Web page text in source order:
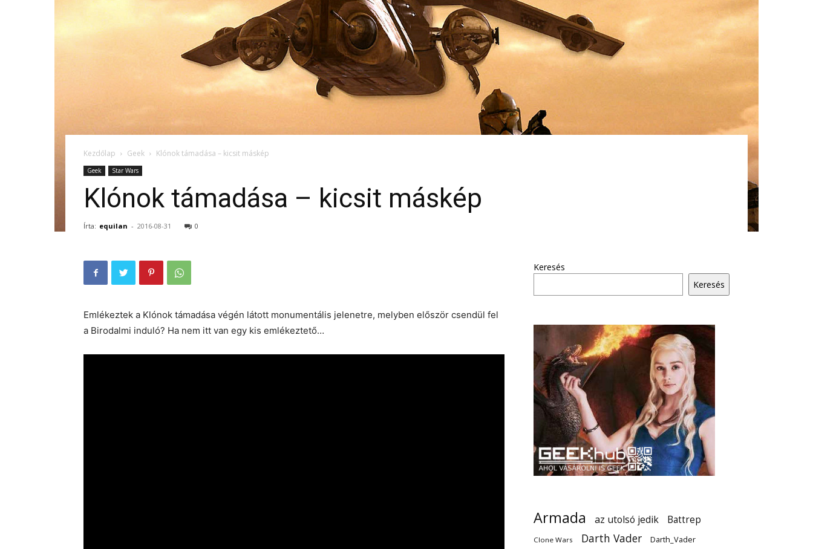
Kezdőlap Geek Klónok támadása – kicsit máskép
Geek Star Wars
Klónok támadása – kicsit máskép
Írta: equilan - 2016-08-31 0
Emlékeztek a Klónok támadása végén látott monumentális jelenetre, melyben először csendül fel
a Birodalmi induló? Ha nem itt van egy kis emlékeztető…
Keresés
Keresés
Armada az utolsó jedik Battrep
Clone Wars Darth Vader Darth_Vader